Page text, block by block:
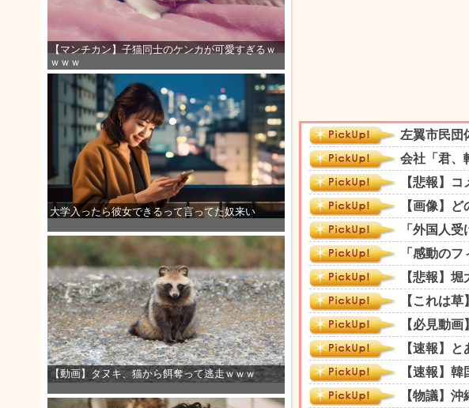
【マンチカン】子猫同士のケンカが可愛すぎるｗ
ｗｗｗ
大学入ったら彼女できるって言ってた奴来い
【動画】タヌキ、猫から餌奪って逃走ｗｗｗ